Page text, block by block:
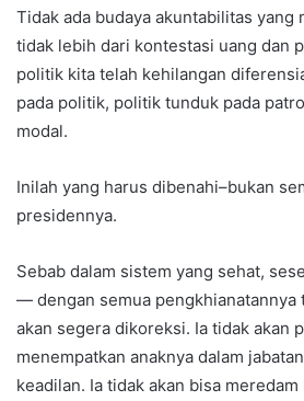
Tidak ada budaya akuntabilitas yang
tidak lebih dari kontestasi uang dan
politik kita telah kehilangan
pada politik, politik tunduk pada
modal.
Inilah yang harus dibenahi–bukan
presidennya.
Sebab dalam sistem yang sehat,
— dengan semua pengkhianatannya
akan segera dikoreksi. Ia tidak akan
menempatkan anaknya dalam
keadilan. Ia tidak akan bisa